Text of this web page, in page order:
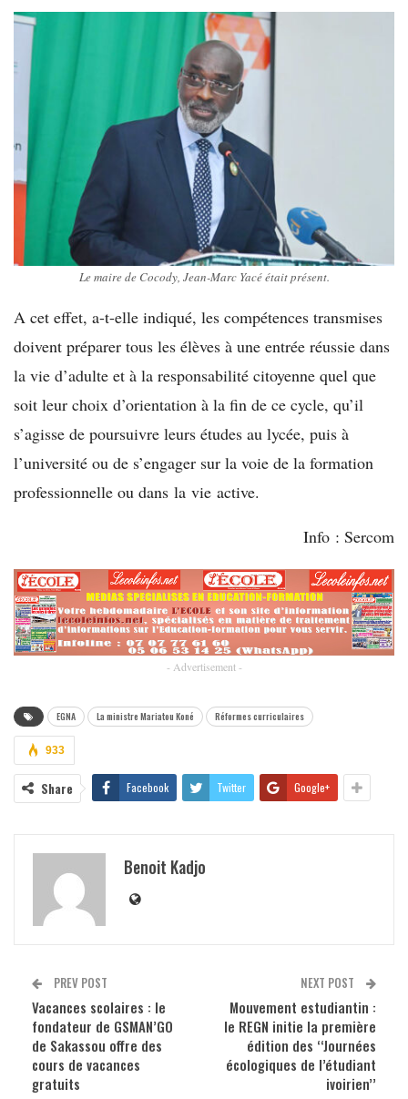
Le maire de Cocody, Jean-Marc Yacé était présent.
A cet effet, a-t-elle indiqué, les compétences transmises
doivent préparer tous les élèves à une entrée réussie dans
la vie d’adulte et à la responsabilité citoyenne quel que
soit leur choix d’orientation à la fin de ce cycle, qu’il
s’agisse de poursuivre leurs études au lycée, puis à
l’université ou de s’engager sur la voie de la formation
professionnelle ou dans la vie active.
Info : Sercom
- Advertisement -
EGNA La ministre Mariatou Koné Réformes curriculaires
933
Share Facebook Twitter Google+
Benoit Kadjo
PREV POST
Vacances scolaires : le
fondateur de GSMAN’GO
de Sakassou offre des
cours de vacances
gratuits
NEXT POST
Mouvement estudiantin :
le REGN initie la première
édition des ‘‘Journées
écologiques de l’étudiant
ivoirien’’